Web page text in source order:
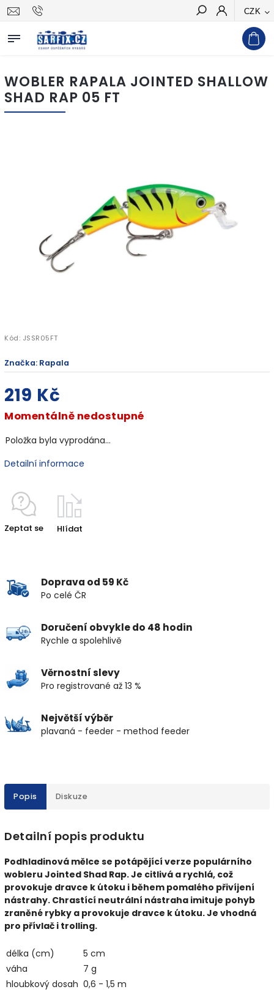
CZK
Hledat
WOBLER RAPALA JOINTED SHALLOW
SHAD RAP 05 FT
Kód: JSSR05FT
Značka: Rapala
219 Kč
Momentálně nedostupné
Položka byla vyprodána…
Detailní informace
Zeptat se Hlídat
Doprava od 59 Kč
Po celé ČR
Doručení obvykle do 48 hodin
Rychle a spolehlivě
Věrnostní slevy
Pro registrované až 13 %
Největší výběr
plavaná - feeder - method feeder
Popis Diskuze
Detailní popis produktu
Podhladinová mělce se potápějící verze populárního
wobleru Jointed Shad Rap. Je citlivá a rychlá, což
provokuje dravce k útoku i během pomalého přivíjení
nástrahy. Chrastící neutrální nástraha imituje pohyb
zraněné rybky a provokuje dravce k útoku. Je vhodná
pro přívlač i trolling.
délka (cm)
5 cm
váha
7 g
hloubkový dosah 0,6 - 1,5 m